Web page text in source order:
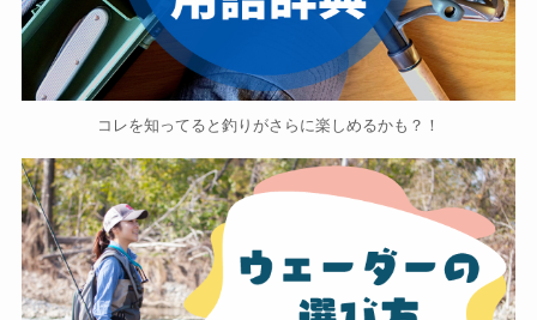
コレを知ってると釣りがさらに楽しめるかも？！